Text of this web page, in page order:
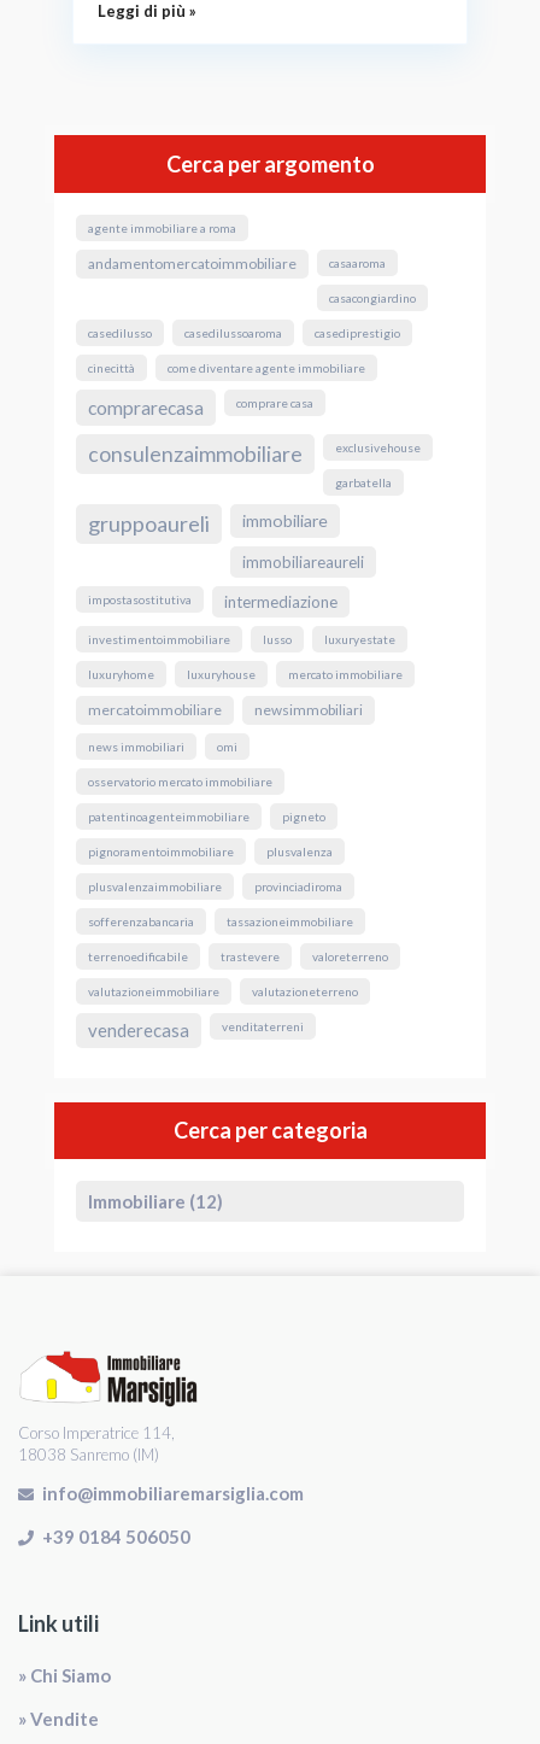
Leggi di più »
Cerca per argomento
agente immobiliare a roma
andamentomercatoimmobiliare casaaroma
casacongiardino
casedilusso casedilussoaroma casediprestigio
cinecittà come diventare agente immobiliare
comprarecasa comprare casa
consulenzaimmobiliare exclusivehouse
garbatella
gruppoaureli immobiliare
immobiliareaureli
impostasostitutiva intermediazione
investimentoimmobiliare lusso luxuryestate
luxuryhome luxuryhouse mercato immobiliare
mercatoimmobiliare newsimmobiliari
news immobiliari omi
osservatorio mercato immobiliare
patentinoagenteimmobiliare pigneto
pignoramentoimmobiliare plusvalenza
plusvalenzaimmobiliare provinciadiroma
sofferenzabancaria tassazioneimmobiliare
terrenoedificabile trastevere valoreterreno
valutazioneimmobiliare valutazioneterreno
venderecasa venditaterreni
Cerca per categoria
Immobiliare (12)
Corso Imperatrice 114,
18038 Sanremo (IM)
info@immobiliaremarsiglia.com
+39 0184 506050
Link utili
» Chi Siamo
» Vendite